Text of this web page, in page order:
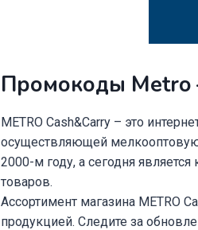
Промокоды Metro
METRO Cash&Carry – это
осуществляющей
2000-м году, а сегодня
товаров.
Ассортимент магазина METRO
продукцией. Следите за